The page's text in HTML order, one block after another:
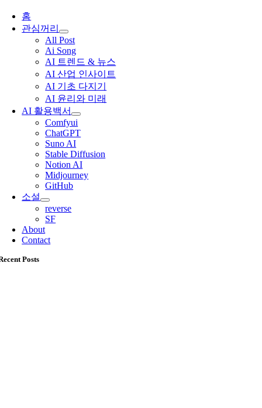
홈
관심꺼리
All Post
Ai Song
AI 트렌드 & 뉴스
AI 산업 인사이트
AI 기초 다지기
AI 윤리와 미래
AI 활용백서
Comfyui
ChatGPT
Suno AI
Stable Diffusion
Notion AI
Midjourney
GitHub
소설
reverse
SF
About
Contact
Posts